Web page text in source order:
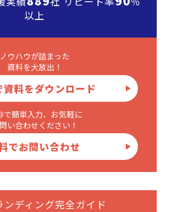
以上
ノウハウが詰まった
資料を大放出！
資料をダウンロード
で簡単入力、お気軽に
い合わせください！
でお問い合わせ
ンディング完全ガイド